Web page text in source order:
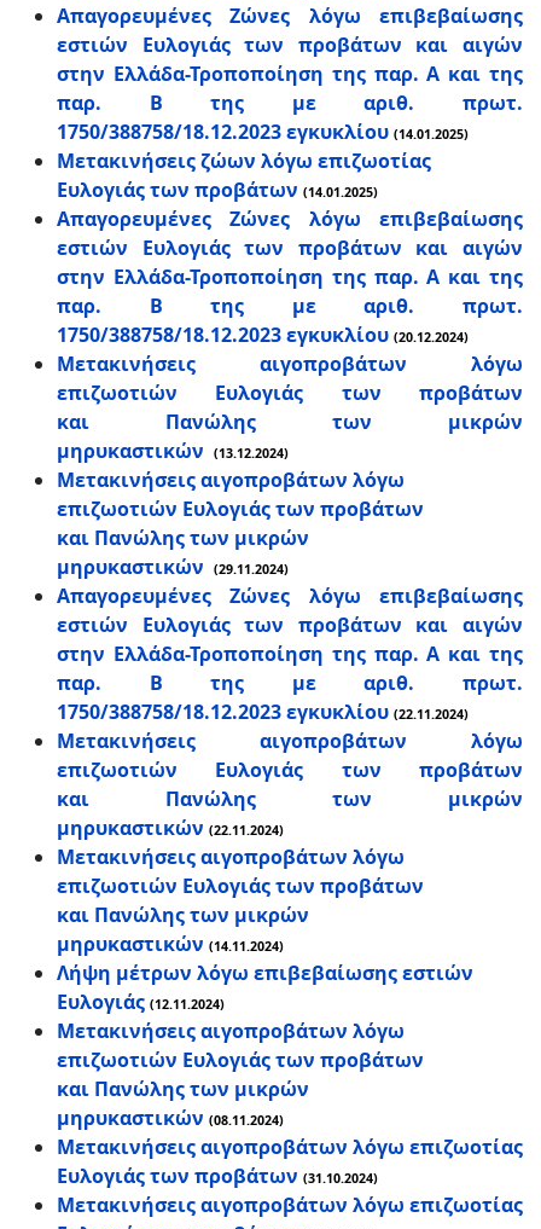
Απαγορευμένες Ζώνες λόγω επιβεβαίωσης
εστιών Ευλογιάς των προβάτων και αιγών
στην Ελλάδα-Τροποποίηση της παρ. Α και της
παρ. Β της με αριθ. πρωτ.
1750/388758/18.12.2023 εγκυκλίου (14.01.2025)
Μετακινήσεις ζώων λόγω επιζωοτίας
Ευλογιάς των προβάτων (14.01.2025)
Απαγορευμένες Ζώνες λόγω επιβεβαίωσης
εστιών Ευλογιάς των προβάτων και αιγών
στην Ελλάδα-Τροποποίηση της παρ. Α και της
παρ. Β της με αριθ. πρωτ.
1750/388758/18.12.2023 εγκυκλίου (20.12.2024)
Μετακινήσεις αιγοπροβάτων λόγω
επιζωοτιών Ευλογιάς των προβάτων
και Πανώλης των μικρών
μηρυκαστικών
(13.12.2024)
Μετακινήσεις αιγοπροβάτων λόγω
επιζωοτιών Ευλογιάς των προβάτων
και Πανώλης των μικρών
μηρυκαστικών
(29.11.2024)
Απαγορευμένες Ζώνες λόγω επιβεβαίωσης
εστιών Ευλογιάς των προβάτων και αιγών
στην Ελλάδα-Τροποποίηση της παρ. Α και της
παρ. Β της με αριθ. πρωτ.
1750/388758/18.12.2023 εγκυκλίου (22.11.2024)
Μετακινήσεις αιγοπροβάτων λόγω
επιζωοτιών Ευλογιάς των προβάτων
και Πανώλης των μικρών
μηρυκαστικών (22.11.2024)
Μετακινήσεις αιγοπροβάτων λόγω
επιζωοτιών Ευλογιάς των προβάτων
και Πανώλης των μικρών
μηρυκαστικών (14.11.2024)
Λήψη μέτρων λόγω επιβεβαίωσης εστιών
Ευλογιάς (12.11.2024)
Μετακινήσεις αιγοπροβάτων λόγω
επιζωοτιών Ευλογιάς των προβάτων
και Πανώλης των μικρών
μηρυκαστικών (08.11.2024)
Μετακινήσεις αιγοπροβάτων λόγω επιζωοτίας
Ευλογιάς των προβάτων (31.10.2024)
Μετακινήσεις αιγοπροβάτων λόγω επιζωοτίας